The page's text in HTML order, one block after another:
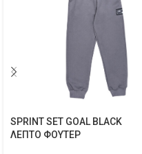
SPRINT SET GOAL BLACK
ΛΕΠΤΟ ΦΟΥΤΕΡ